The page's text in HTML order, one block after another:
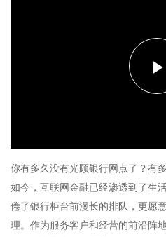
播
放
视
你有多久没有光顾银行网点了？有
如今，互联网金融已经渗透到了生
倦了银行柜台前漫长的排队，更愿
理。作为服务客户和经营的前沿阵